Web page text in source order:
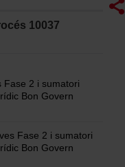
10037
Fase 2 i sumatori
Bon Govern
Fase 2 i sumatori
Bon Govern